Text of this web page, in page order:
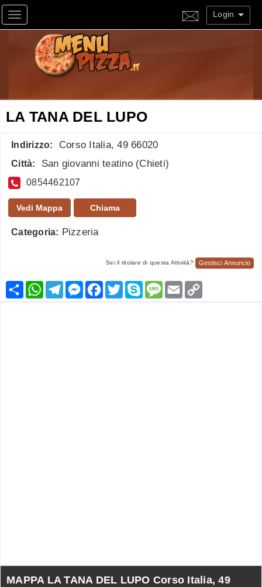
Toggle navigation Login
LA TANA DEL LUPO
Indirizzo: Corso Italia, 49 66020
Città: San giovanni teatino (Chieti)
0854462107
Vedi Mappa Chiama
Categoria: Pizzeria
Sei il titolare di questa Attività? Gestisci Annuncio
CondividiWhatsApp
TelegramMessenger
Facebook
TwitterSkypeMessage
Email
MAPPA LA TANA DEL LUPO Corso Italia, 49